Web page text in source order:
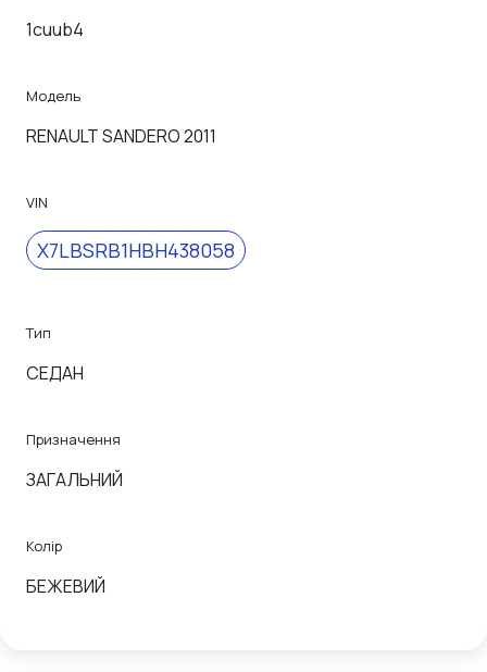
1cuub4
Модель
RENAULT SANDERO 2011
VIN
X7LBSRB1HBH438058
Тип
СЕДАН
Призначення
ЗАГАЛЬНИЙ
Колір
БЕЖЕВИЙ